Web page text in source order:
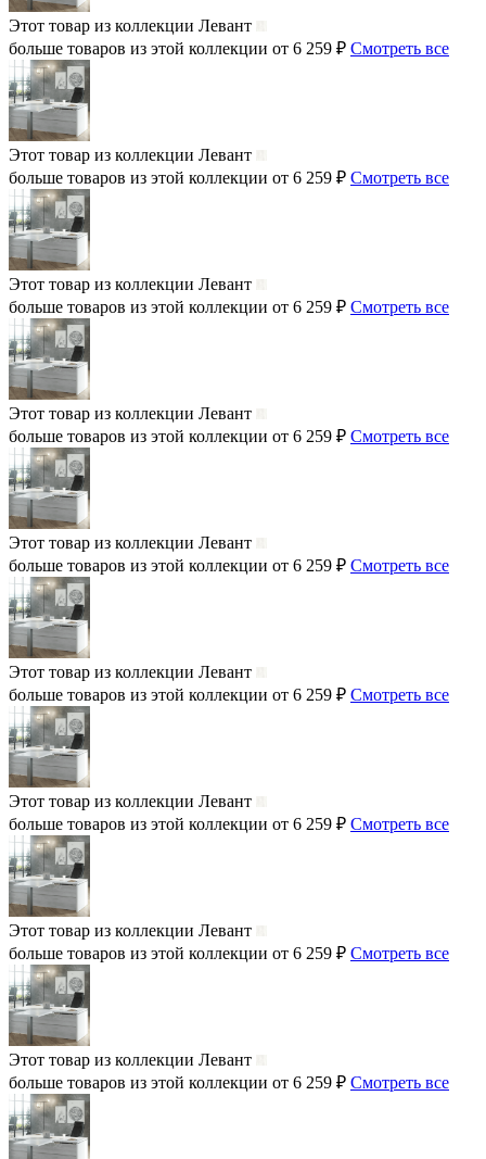
Этот товар из коллекции Левант
больше товаров из этой коллекции от 6 259 ₽ Смотреть все
Этот товар из коллекции Левант
больше товаров из этой коллекции от 6 259 ₽ Смотреть все
Этот товар из коллекции Левант
больше товаров из этой коллекции от 6 259 ₽ Смотреть все
Этот товар из коллекции Левант
больше товаров из этой коллекции от 6 259 ₽ Смотреть все
Этот товар из коллекции Левант
больше товаров из этой коллекции от 6 259 ₽ Смотреть все
Этот товар из коллекции Левант
больше товаров из этой коллекции от 6 259 ₽ Смотреть все
Этот товар из коллекции Левант
больше товаров из этой коллекции от 6 259 ₽ Смотреть все
Этот товар из коллекции Левант
больше товаров из этой коллекции от 6 259 ₽ Смотреть все
Этот товар из коллекции Левант
больше товаров из этой коллекции от 6 259 ₽ Смотреть все